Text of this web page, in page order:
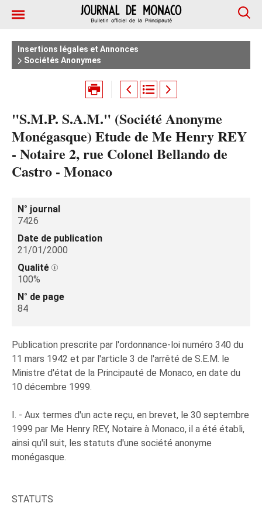
Insertions légales et Annonces
Sociétés Anonymes
"S.M.P. S.A.M." (Société Anonyme
Monégasque) Etude de Me Henry REY
- Notaire 2, rue Colonel Bellando de
Castro - Monaco
N° journal
7426
Date de publication
21/01/2000
Qualité
100%
N° de page
84
Publication prescrite par l'ordonnance-loi numéro 340 du
11 mars 1942 et par l'article 3 de l'arrêté de S.E.M. le
Ministre d'état de la Principauté de Monaco, en date du
10 décembre 1999.
I. - Aux termes d'un acte reçu, en brevet, le 30 septembre
1999 par Me Henry REY, Notaire à Monaco, il a été établi,
ainsi qu'il suit, les statuts d'une société anonyme
monégasque.
STATUTS